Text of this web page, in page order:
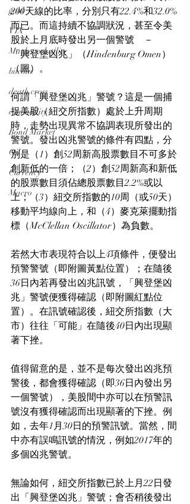
gold
VIX
Market volatility
bitcoin
death cross
commodity
Bond Market
Oil
Currency
Macro
200天線的比率，分別只有22.4%和32.0%
而已。而這持續不協調狀況，甚至令美
股於上月底時發出另一個警號　－
「興登堡凶兆」（Hindenburg Omen）
（圖）。
何謂「興登堡凶兆」警號？這是一個捕
捉美股（紐交所指數）處於上升周期
時，走勢出現異常不協調表現所發出的
警號。發出凶兆警號的條件有四點，分
別是（1）創52周新高股票數目不可多於
創新低的一倍；（2）創52周新高和新低
的股票數目須佔總股票數目2.2%或以
上；（3）紐交所指數的10周（或50天）
移動平均線向上，和（4）麥克萊擺動指
標（McClellan Oscillator）為負數。
若然大市表現符合以上4項條件，便發出
預警警號（即附圖黃點位置）；在隨後
36日內若再發出凶兆訊號，「興登堡凶
兆」警號便獲得確認（即附圖紅點位
置）。在訊號確認後，紐交所指數（大
市）往往「可能」在隨後40日內出現顯
著下挫。
值得留意的是，並不是每次發出凶兆預
警後，都會獲得確認（即36日內發出另
一個警號），美股間中亦可以在預警訊
號沒有獲得確認而出現顯著的下挫。例
如，去年1月30日的預警訊號。當然，間
中亦有誤鳴訊號的情況，例如2017年的
多個凶兆警號。
無論如何，紐交所指數已於上月22日發
出「興登堡凶兆」警號；會否稍後發出